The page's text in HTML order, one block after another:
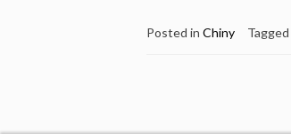
Posted in Chiny Tagged